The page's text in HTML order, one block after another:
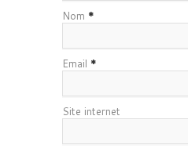
Nom *
Email *
Site internet